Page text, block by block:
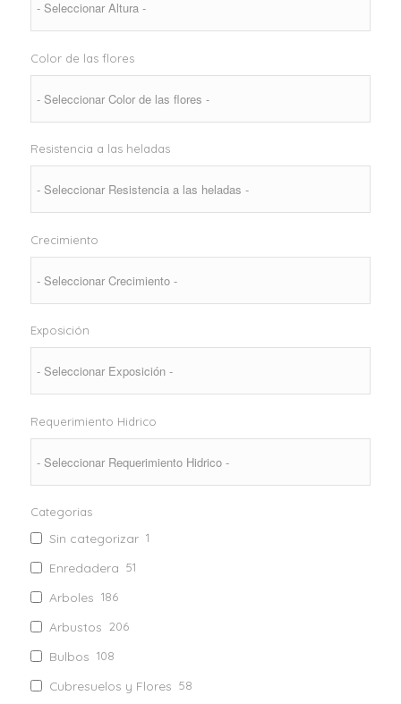
Color de las flores
Resistencia a las heladas
Crecimiento
Exposición
Requerimiento Hidrico
Categorias
Sin categorizar 1
Enredadera 51
Arboles 186
Arbustos 206
Bulbos 108
Cubresuelos y Flores 58